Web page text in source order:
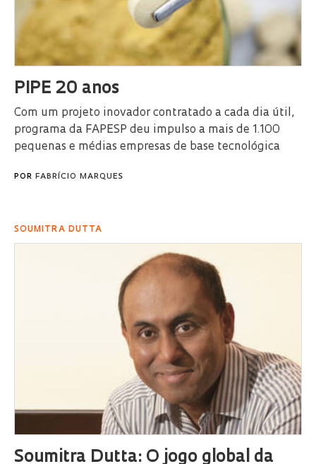
PIPE 20 anos
Com um projeto inovador contratado a cada dia útil,
programa da FAPESP deu impulso a mais de 1.100
pequenas e médias empresas de base tecnológica
POR FABRÍCIO MARQUES
SOUMITRA DUTTA
Soumitra Dutta: O jogo global da